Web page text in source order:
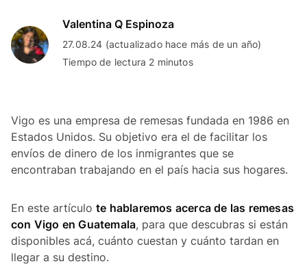
Valentina Q Espinoza
27.08.24 (actualizado hace más de un año)
Tiempo de lectura 2 minutos
Vigo es una empresa de remesas fundada en 1986 en
Estados Unidos. Su objetivo era el de facilitar los
envíos de dinero de los inmigrantes que se
encontraban trabajando en el país hacia sus hogares.
En este artículo te hablaremos acerca de las remesas
con Vigo en Guatemala, para que descubras si están
disponibles acá, cuánto cuestan y cuánto tardan en
llegar a su destino.